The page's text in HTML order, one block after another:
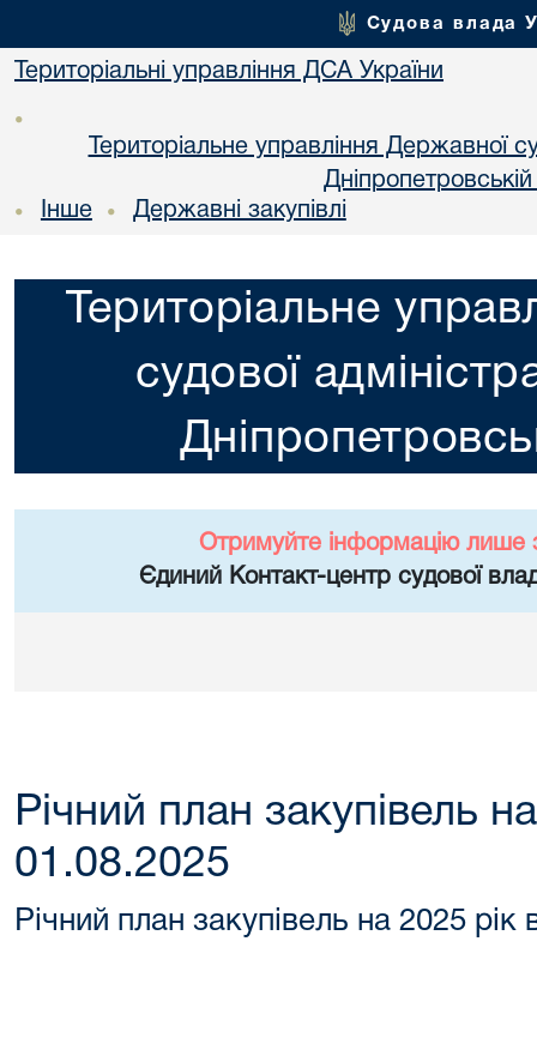
Судова влада
Територіальні управління ДСА України
•
Територіальне управління Державної
• Інше • Державні закупівлі
Територіальне
судової
Отримуйте інформацію лише
Єдиний Контакт-центр судової
Річний план закупівель
01.08.2025
Річний план закупівель на 2025 рік